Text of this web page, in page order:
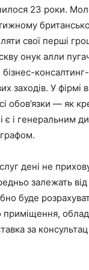
23 роки.
свої перші
онук алли
заходів. У фірмі
обов’язки — як
є і генеральним
дені не
залежать від
буде
приміщення,
за